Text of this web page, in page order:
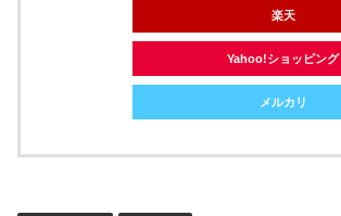
楽天
Yahoo!ショッピング
メルカリ